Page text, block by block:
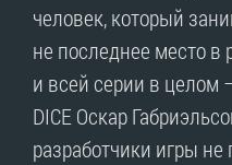
человек, который
не последнее место в
и всей серии в
DICE Оскар
разработчики игры не